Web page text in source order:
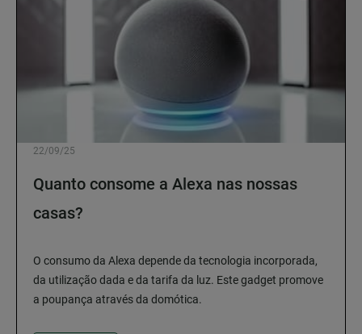
22/09/25
Quanto consome a Alexa nas nossas
casas?
O consumo da Alexa depende da tecnologia incorporada,
da utilização dada e da tarifa da luz. Este gadget promove
a poupança através da domótica.